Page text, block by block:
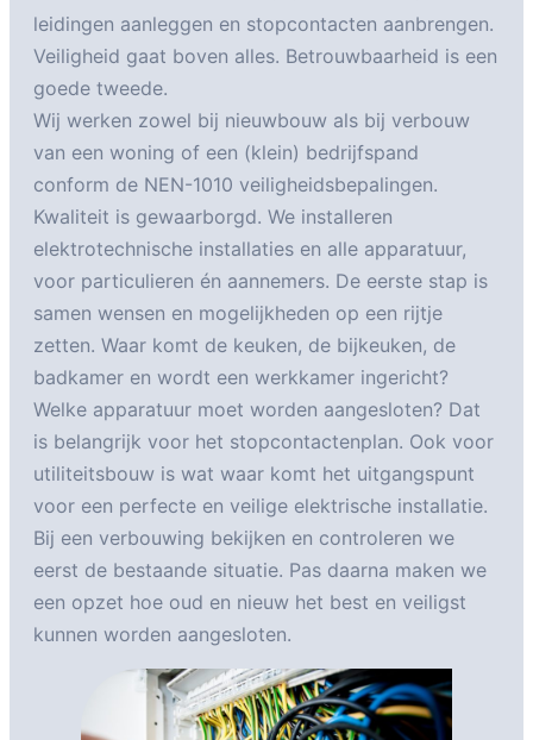
leidingen aanleggen en stopcontacten aanbrengen.
Veiligheid gaat boven alles. Betrouwbaarheid is een
goede tweede.
Wij werken zowel bij nieuwbouw als bij verbouw
van een woning of een (klein) bedrijfspand
conform de NEN-1010 veiligheidsbepalingen.
Kwaliteit is gewaarborgd. We installeren
elektrotechnische installaties en alle apparatuur,
voor particulieren én aannemers. De eerste stap is
samen wensen en mogelijkheden op een rijtje
zetten. Waar komt de keuken, de bijkeuken, de
badkamer en wordt een werkkamer ingericht?
Welke apparatuur moet worden aangesloten? Dat
is belangrijk voor het stopcontactenplan. Ook voor
utiliteitsbouw is wat waar komt het uitgangspunt
voor een perfecte en veilige elektrische installatie.
Bij een verbouwing bekijken en controleren we
eerst de bestaande situatie. Pas daarna maken we
een opzet hoe oud en nieuw het best en veiligst
kunnen worden aangesloten.